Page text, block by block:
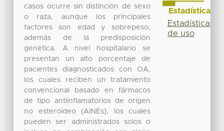
casos ocurre sin distinción de sexo
o raza, aunque los principales
factores son edad y sobrepeso,
además de la predisposición
genética. A nivel hospitalario se
presentan un alto porcentaje de
pacientes diagnosticados con OA,
los cuales reciben un tratamiento
convencional basado en fármacos
de tipo antiinflamatorios de origen
no esteroideo (AINEs), los cuales
pueden ser administrados solos o
Estadísticas
Estadísticas
de uso